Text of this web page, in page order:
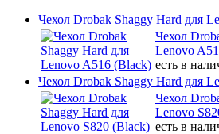
Чехол Drobak Shaggy Hard для
Чехол
Lenovo
есть в
Чехол Drobak Shaggy Hard для
Чехол
Lenovo
есть в